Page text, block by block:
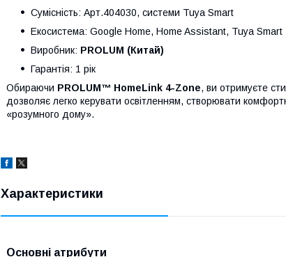
Сумісність: Арт.404030, системи Tuya Smart
Екосистема: Google Home, Home Assistant, Tuya Smart
Виробник: PROLUM (Китай)
Гарантія: 1 рік
Обираючи PROLUM™ HomeLink 4-Zone, ви отримуєте
дозволяє легко керувати освітленням, створювати
«розумного дому».
Характеристики
Основні атрибути